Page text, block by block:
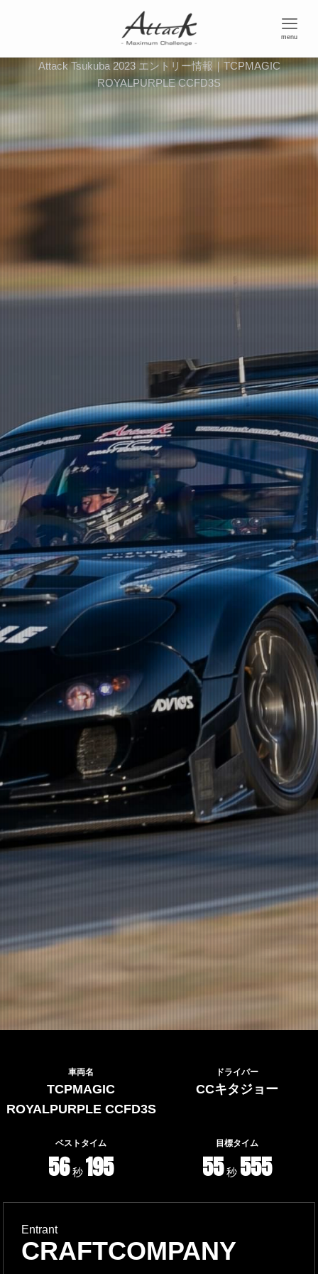
menu
Attack Tsukuba 2023 エントリー情報｜TCPMAGIC
ROYALPURPLE CCFD3S
車両名
TCPMAGIC
ROYALPURPLE CCFD3S
ドライバー
CCキタジョー
ベストタイム
56秒195
目標タイム
55秒 555
Entrant
CRAFTCOMPANY